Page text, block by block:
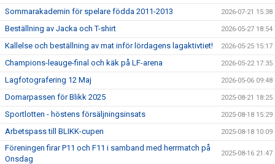
Sommarakademin för spelare födda 2011-2013 2026-07-21 15:38
Beställning av Jacka och T-shirt 2026-05-27 18:54
Kallelse och beställning av mat inför lördagens lagaktivtiet! 2026-05-25 15:17
Champions-leauge-final och käk på LF-arena 2026-05-22 17:35
Lagfotografering 12 Maj 2026-05-06 09:48
Domarpassen för Blikk 2025 2025-08-21 18:25
Sportlotten - höstens försäljningsinsats 2025-08-18 15:29
Arbetspass till BLIKK-cupen 2025-08-18 10:09
Föreningen firar P11 och F11 i samband med herrmatch på
Onsdag
2025-08-16 21:47